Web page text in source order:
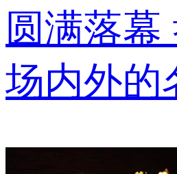
圆满落幕
场内外的